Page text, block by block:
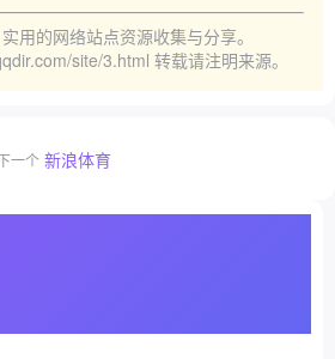
用的网络站点资源收集与分享。
site/3.html 转载请注明来源。
一个 新浪体育